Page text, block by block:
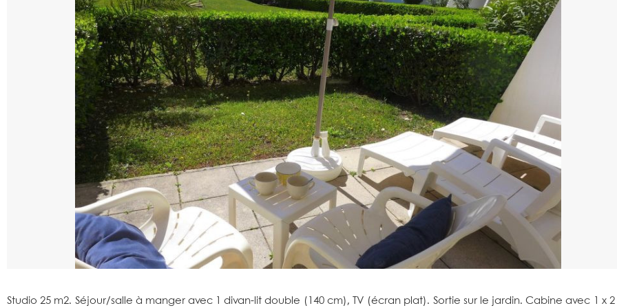
Studio 25 m2. Séjour/salle à manger avec 1 divan-lit double (140 cm), TV (écran plat). Sortie sur le jardin. Cabine avec 1 x 2